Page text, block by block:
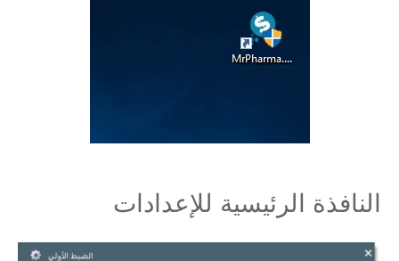
النافذة الرئيسية للإعدادات